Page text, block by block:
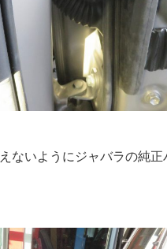
ないようにジャバラの純正